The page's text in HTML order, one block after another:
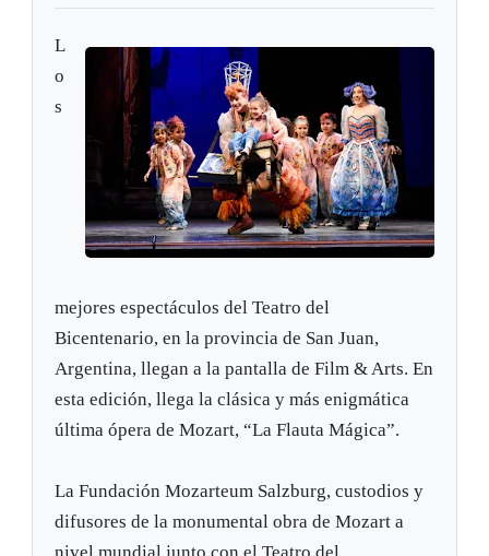
L
o
s
mejores espectáculos del Teatro del
Bicentenario, en la provincia de San Juan,
Argentina, llegan a la pantalla de Film & Arts. En
esta edición, llega la clásica y más enigmática
última ópera de Mozart, “La Flauta Mágica”.
La Fundación Mozarteum Salzburg, custodios y
difusores de la monumental obra de Mozart a